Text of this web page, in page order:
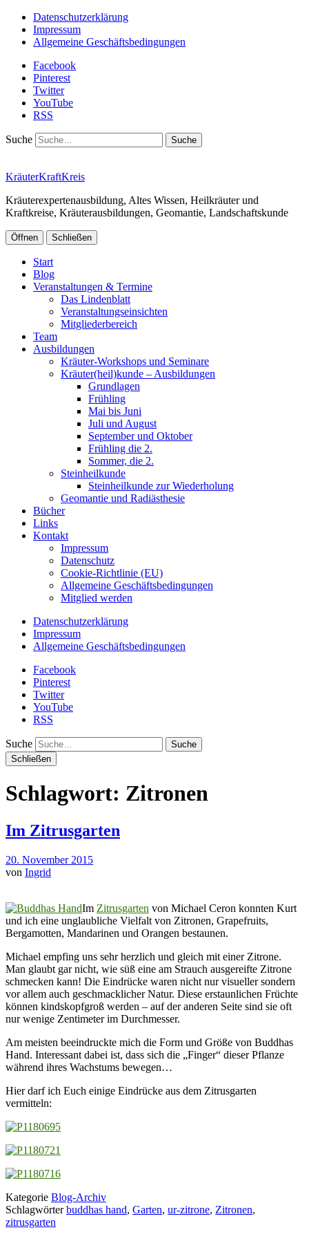
Datenschutzerklärung
Impressum
Allgemeine Geschäftsbedingungen
Facebook
Pinterest
Twitter
YouTube
RSS
Suche
KräuterKraftKreis
Kräuterexpertenausbildung, Altes Wissen, Heilkräuter und
Kraftkreise, Kräuterausbildungen, Geomantie, Landschaftskunde
Öffnen Schließen
Start
Blog
Veranstaltungen & Termine
Das Lindenblatt
Veranstaltungseinsichten
Mitgliederbereich
Team
Ausbildungen
Kräuter-Workshops und Seminare
Kräuter(heil)kunde – Ausbildungen
Grundlagen
Frühling
Mai bis Juni
Juli und August
September und Oktober
Frühling die 2.
Sommer, die 2.
Steinheilkunde
Steinheilkunde zur Wiederholung
Geomantie und Radiästhesie
Bücher
Links
Kontakt
Impressum
Datenschutz
Cookie-Richtlinie (EU)
Allgemeine Geschäftsbedingungen
Mitglied werden
Datenschutzerklärung
Impressum
Allgemeine Geschäftsbedingungen
Facebook
Pinterest
Twitter
YouTube
RSS
Suche
Schließen
Schlagwort: Zitronen
Im Zitrusgarten
20. November 2015
von Ingrid
Im Zitrusgarten von Michael Ceron konnten Kurt
und ich eine unglaubliche Vielfalt von Zitronen, Grapefruits,
Bergamotten, Mandarinen und Orangen bestaunen.
Michael empfing uns sehr herzlich und gleich mit einer Zitrone.
Man glaubt gar nicht, wie süß eine am Strauch ausgereifte Zitrone
schmecken kann! Die Eindrücke waren nicht nur visueller sondern
vor allem auch geschmacklicher Natur. Diese erstaunlichen Früchte
können kindskopfgroß werden – auf der anderen Seite sind sie oft
nur wenige Zentimeter im Durchmesser.
Am meisten beeindruckte mich die Form und Größe von Buddhas
Hand. Interessant dabei ist, dass sich die „Finger“ dieser Pflanze
während ihres Wachstums bewegen…
Hier darf ich Euch einige Eindrücke aus dem Zitrusgarten
vermitteln:
Kategorie Blog-Archiv
Schlagwörterbuddhas hand, Garten, ur-zitrone, Zitronen,
zitrusgarten